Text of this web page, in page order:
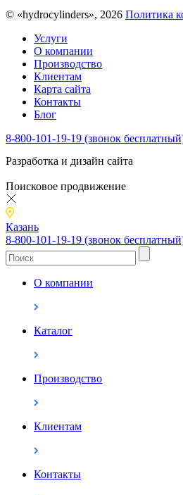
© «hydrocylinders», 2026 Политика
Услуги
О компании
Производство
Клиентам
Карта сайта
Контакты
Блог
8-800-101-19-19 (звонок
Разработка и дизайн сайта
Поисковое продвижение
Казань
8-800-101-19-19 (звонок
О компании
Каталог
Производство
Клиентам
Контакты